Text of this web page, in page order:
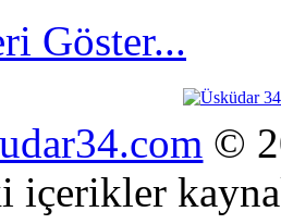
Göster...
©
içerikler